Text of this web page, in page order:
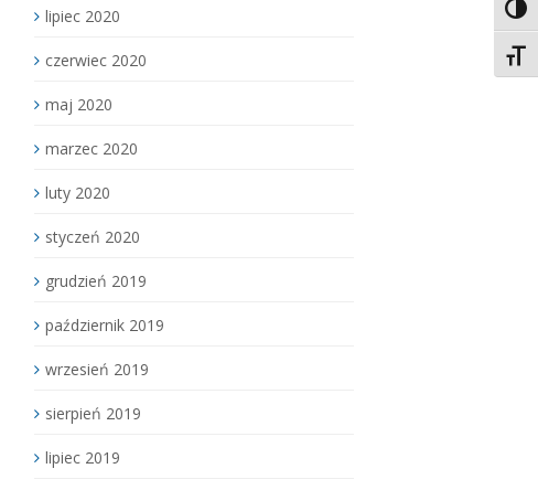
lipiec 2020
czerwiec 2020
maj 2020
marzec 2020
luty 2020
styczeń 2020
grudzień 2019
październik 2019
wrzesień 2019
sierpień 2019
lipiec 2019